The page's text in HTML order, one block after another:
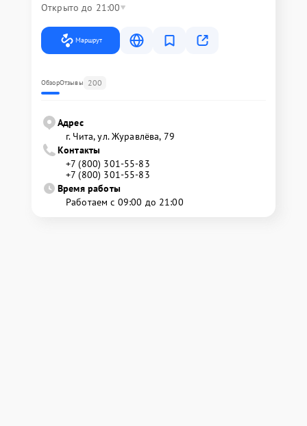
Открыто до 21:00
Маршрут
ОбзорОтзывы 200
Адрес
г. Чита, ул. Журавлёва, 79
Контакты
+7 (800) 301-55-83
+7 (800) 301-55-83
Время работы
Работаем с 09:00 до 21:00